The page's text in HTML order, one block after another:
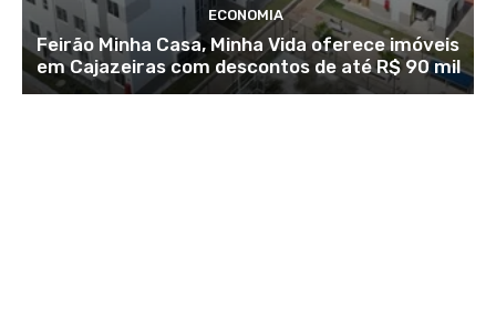
ECONOMIA
Feirão Minha Casa, Minha Vida oferece imóveis
em Cajazeiras com descontos de até R$ 90 mil